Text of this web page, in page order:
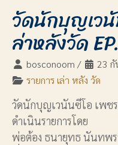
วัดนักบุญเวนั
ล่าหลังวัด
bosconoom / 23
รายการ เล่า หลัง วัด
วัดนักบุญเวนันซีโอ เพชร
ดำเนินรายการโดย
พ่อต้อง ธนายุทธ นันทพ